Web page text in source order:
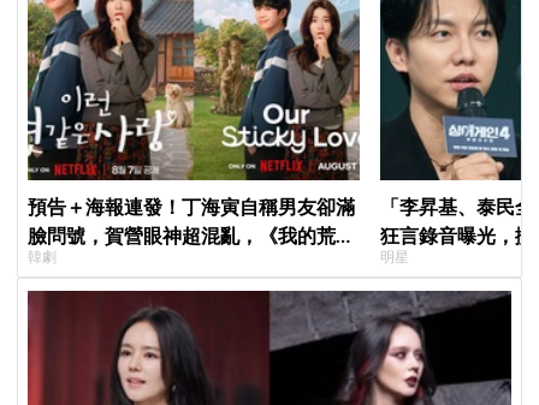
預告＋海報連發！丁海寅自稱男友卻滿
臉問號，賀營眼神超混亂，《我的荒糖
戀愛》定檔8月7日，還沒播就讓網友瘋
猜結局
韓劇
「李昇基、泰民
狂言錄音曝光，
證金、糾紛再升級
明星